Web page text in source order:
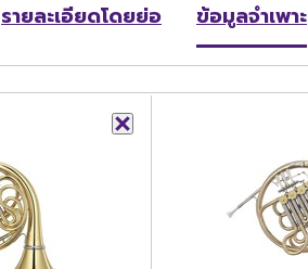
รายละเอียดโดยย่อ ข้อมูลจำเพาะ